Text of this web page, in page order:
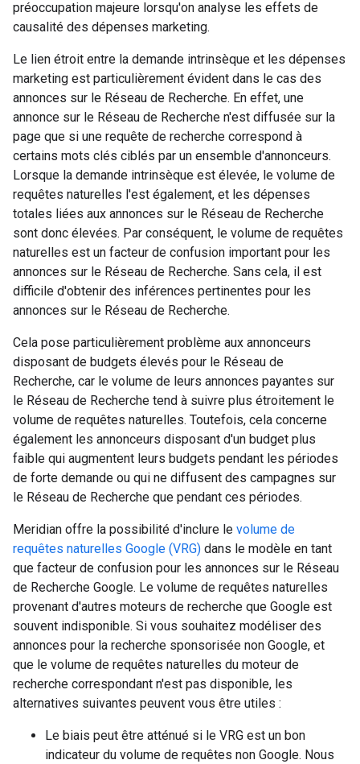
préoccupation majeure lorsqu'on analyse les effets de
causalité des dépenses marketing.
Le lien étroit entre la demande intrinsèque et les dépenses
marketing est particulièrement évident dans le cas des
annonces sur le Réseau de Recherche. En effet, une
annonce sur le Réseau de Recherche n'est diffusée sur la
page que si une requête de recherche correspond à
certains mots clés ciblés par un ensemble d'annonceurs.
Lorsque la demande intrinsèque est élevée, le volume de
requêtes naturelles l'est également, et les dépenses
totales liées aux annonces sur le Réseau de Recherche
sont donc élevées. Par conséquent, le volume de requêtes
naturelles est un facteur de confusion important pour les
annonces sur le Réseau de Recherche. Sans cela, il est
difficile d'obtenir des inférences pertinentes pour les
annonces sur le Réseau de Recherche.
Cela pose particulièrement problème aux annonceurs
disposant de budgets élevés pour le Réseau de
Recherche, car le volume de leurs annonces payantes sur
le Réseau de Recherche tend à suivre plus étroitement le
volume de requêtes naturelles. Toutefois, cela concerne
également les annonceurs disposant d'un budget plus
faible qui augmentent leurs budgets pendant les périodes
de forte demande ou qui ne diffusent des campagnes sur
le Réseau de Recherche que pendant ces périodes.
Meridian offre la possibilité d'inclure le volume de
requêtes naturelles Google (VRG) dans le modèle en tant
que facteur de confusion pour les annonces sur le Réseau
de Recherche Google. Le volume de requêtes naturelles
provenant d'autres moteurs de recherche que Google est
souvent indisponible. Si vous souhaitez modéliser des
annonces pour la recherche sponsorisée non Google, et
que le volume de requêtes naturelles du moteur de
recherche correspondant n'est pas disponible, les
alternatives suivantes peuvent vous être utiles :
Le biais peut être atténué si le VRG est un bon
indicateur du volume de requêtes non Google. Nous